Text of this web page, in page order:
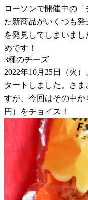
ローソンで開催中の
た新商品がいくつも
を発見してしまいま
めです！
3種のチーズ
2022年10月25日（火
タートしました。さ
すが、今回はその中か
円）をチョイス！